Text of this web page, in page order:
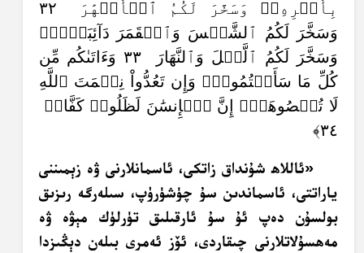
بِأَمۡرِهِۦۖ وَسَخَّرَ لَكُمُ ٱلۡأَنۡهَٰرَ ٣٢
وَسَخَّرَ لَكُمُ ٱلشَّمۡسَ وَٱلۡقَمَرَ دَآئِبَيۡنِۖ
وَسَخَّرَ لَكُمُ ٱلَّيۡلَ وَٱلنَّهَارَ ٣٣ وَءَاتَىٰكُم مِّن
كُلِّ مَا سَأَلۡتُمُوهُۚ وَإِن تَعُدُّواْ نِعۡمَتَ ٱللَّهِ
لَا تُحۡصُوهَآۗ إِنَّ ٱلۡإِنسَٰنَ لَظَلُومٞ كَفَّارٞ
٣٤﴾
«ئاللاھ شۇنداق زاتكى، ئاسمانلارنى ۋە زېمىننى
ياراتتى، ئاسماندىن سۇ چۈشۈرۈپ، سىلەرگە رىزىق
بولسۇن دەپ ئۇ سۇ ئارقىلىق تۈرلۈك مېۋە ۋە
مەھسۇلاتلارنى چىقاردى، ئۆز ئەمرى بىلەن دېڭىزدا